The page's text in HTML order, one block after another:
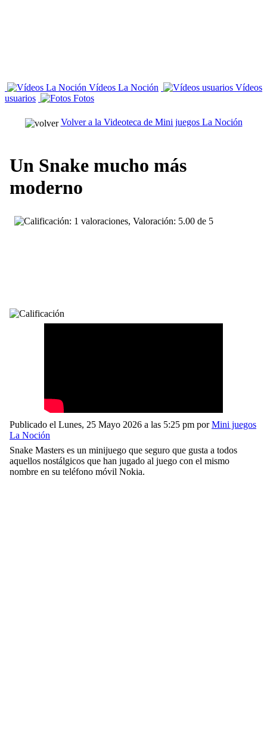
Vídeos La Noción
Vídeos
usuarios
Fotos
Volver a la Videoteca de Mini juegos La Noción
Un Snake mucho más
moderno
Publicado el Lunes, 25 Mayo 2026 a las 5:25 pm por Mini juegos
La Noción
Snake Masters es un minijuego que seguro que gusta a todos
aquellos nostálgicos que han jugado al juego con el mismo
nombre en su teléfono móvil Nokia.